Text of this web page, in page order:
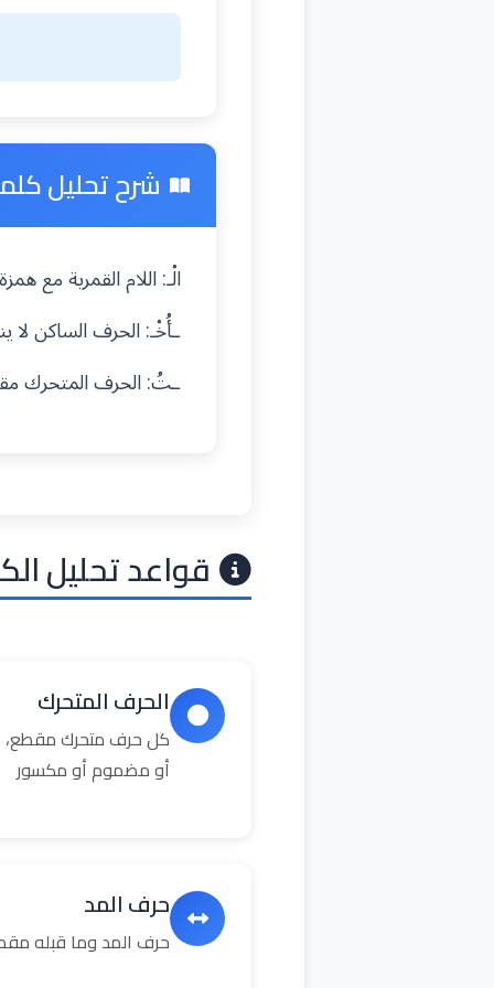
شرح تحليل
الْـ: اللام القمرية مع
ـأُخْـ: الحرف الساكن
ـتُ: الحرف المتحرك
قواعد تحليل
الحرف المتحرك
كل حرف متحرك مقطع،
أو مضموم أو مكسور
حرف المد
حرف المد وما قبله